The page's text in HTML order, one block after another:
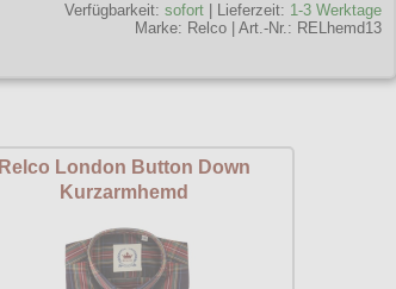
Verfügbarkeit: sofort | Lieferzeit: 1-3 Werktage
Marke: Relco Art.-Nr.: RELhemd13
Relco London Button Down
Kurzarmhemd